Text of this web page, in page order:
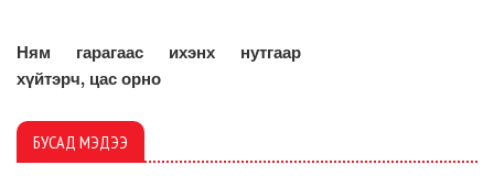
Ням гарагаас ихэнх нутгаар
хүйтэрч, цас орно
БУСАД МЭДЭЭ